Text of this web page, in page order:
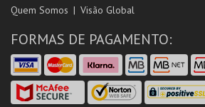
Quem Somos Visão Global
FORMAS DE PAGAMENTO: